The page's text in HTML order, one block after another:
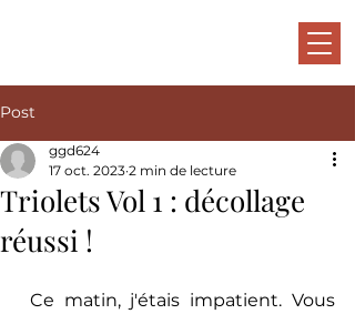
Post
Triolets Vol 1 : décollage
réussi !
ggd624
17 oct. 2023 2 min de lecture